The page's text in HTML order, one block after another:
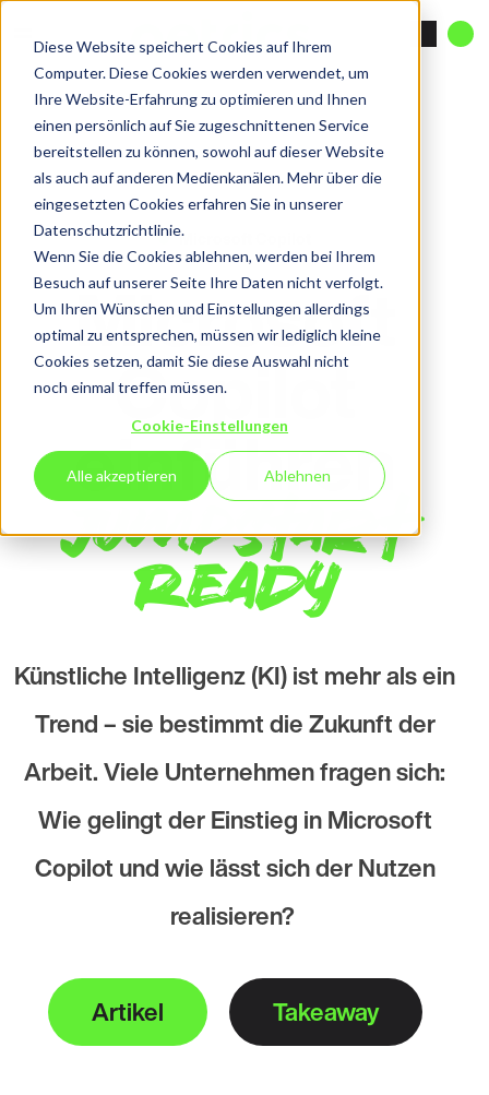
Diese Website speichert Cookies auf Ihrem
Computer. Diese Cookies werden verwendet, um
Ihre Website-Erfahrung zu optimieren und Ihnen
einen persönlich auf Sie zugeschnittenen Service
bereitstellen zu können, sowohl auf dieser Website
als auch auf anderen Medienkanälen. Mehr über die
eingesetzten Cookies erfahren Sie in unserer
Datenschutzrichtlinie.
Wenn Sie die Cookies ablehnen, werden bei Ihrem
Besuch auf unserer Seite Ihre Daten nicht verfolgt.
Um Ihren Wünschen und Einstellungen allerdings
optimal zu entsprechen, müssen wir lediglich kleine
Cookies setzen, damit Sie diese Auswahl nicht
noch einmal treffen müssen.
Cookie-Einstellungen
Alle akzeptieren Ablehnen
Microsoft Copilot
Microsoft
Copilot
einführen
Jumpstart
Ready
Künstliche Intelligenz (KI) ist mehr als ein
Trend – sie bestimmt die Zukunft der
Arbeit. Viele Unternehmen fragen sich:
Wie gelingt der Einstieg in Microsoft
Copilot und wie lässt sich der Nutzen
realisieren?
Artikel Takeaway